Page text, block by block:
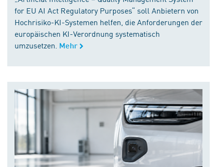
for EU AI Act Regulatory Purposes“ soll Anbietern von
Hochrisiko-KI-Systemen helfen, die Anforderungen der
europäischen KI-Verordnung systematisch
umzusetzen. Mehr